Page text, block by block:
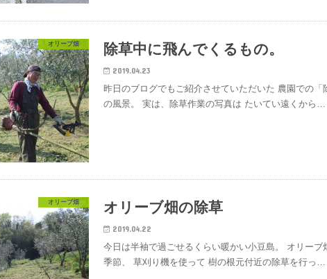
オリーブ畑 除草中に飛んでくるもの。
2019.04.23
昨日のブログでもご紹介させていただいた 農園での「
の風景。 実は、除草作業の写真は たいてい遠くから…
オリーブ畑 オリーブ畑の除草
2019.04.22
今日は半袖で過ごせるくらい暖かい小豆島。 オリーブ
季節、 草刈り機を使って 樹の根元付近の除草を行っ…